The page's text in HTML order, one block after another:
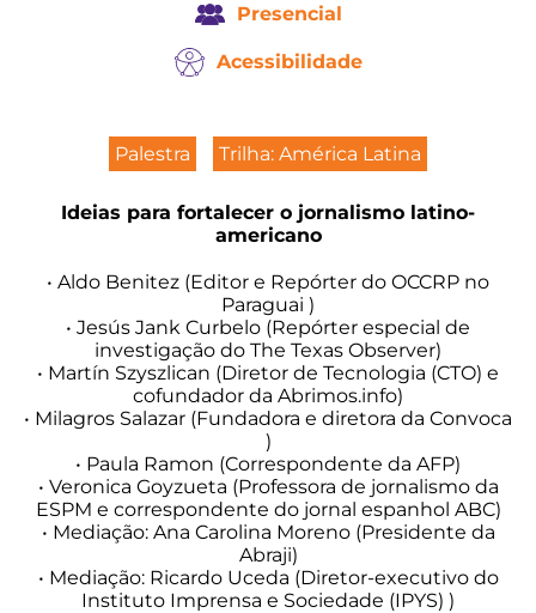
Presencial
Acessibilidade
Palestra Trilha: América Latina
Ideias para fortalecer o jornalismo latino-
americano
• Aldo Benitez (Editor e Repórter do OCCRP no
Paraguai )
• Jesús Jank Curbelo (Repórter especial de
investigação do The Texas Observer)
• Martín Szyszlican (Diretor de Tecnologia (CTO) e
cofundador da Abrimos.info)
• Milagros Salazar (Fundadora e diretora da Convoca
)
• Paula Ramon (Correspondente da AFP)
• Veronica Goyzueta (Professora de jornalismo da
ESPM e correspondente do jornal espanhol ABC)
• Mediação: Ana Carolina Moreno (Presidente da
Abraji)
• Mediação: Ricardo Uceda (Diretor-executivo do
Instituto Imprensa e Sociedade (IPYS) )